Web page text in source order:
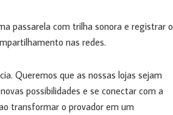
passarela com trilha sonora e registrar o
nas redes.
Queremos que as nossas lojas sejam
possibilidades e se conectar com a
transformar o provador em um